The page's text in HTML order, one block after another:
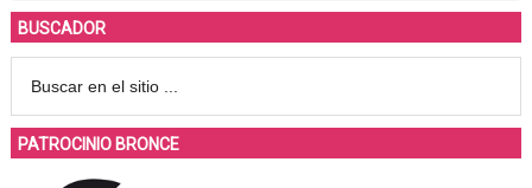
BUSCADOR
PATROCINIO BRONCE